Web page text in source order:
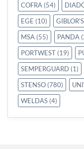
COFRA (54)
EGE (10) GIBLOR'S
MSA (55) PANDA
PORTWEST (19)
SEMPERGUARD (1)
STENSO (780)
WELDAS (4)